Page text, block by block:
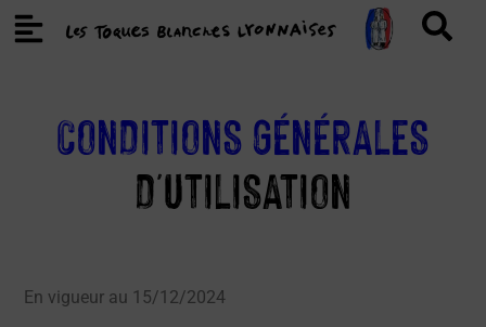
CONDITIONS GÉNÉRALES
D'UTILISATION
En vigueur au 15/12/2024